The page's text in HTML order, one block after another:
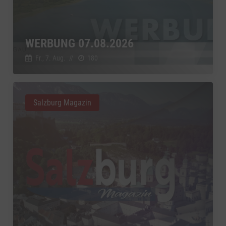
WERBUNG 07.08.2026
Salzburg Magazin